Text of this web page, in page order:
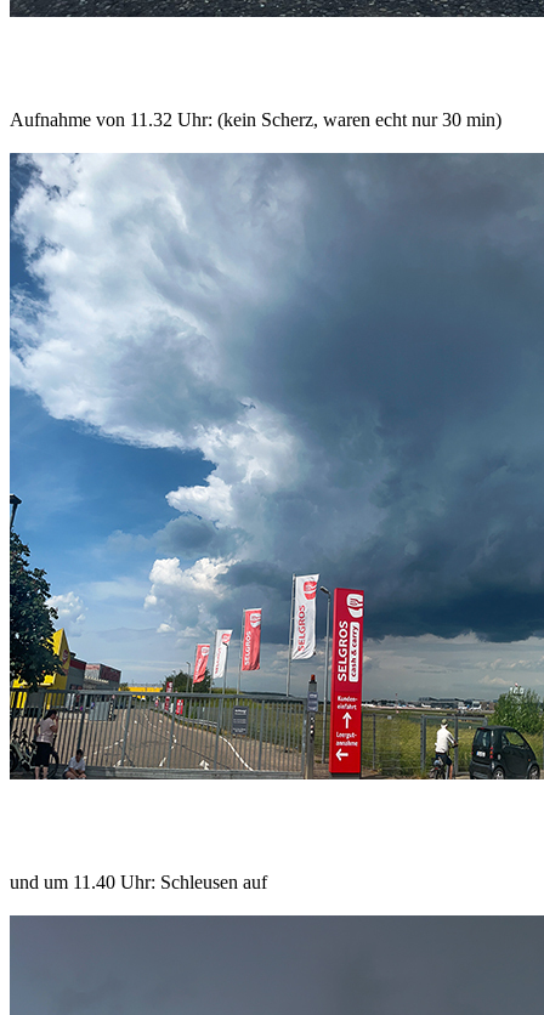
Aufnahme von 11.32 Uhr: (kein Scherz, waren echt nur 30 min)
und um 11.40 Uhr: Schleusen auf